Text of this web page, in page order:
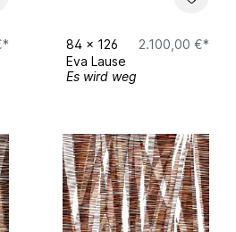
Ausstellung Feb. 2025- Vol.
2025
84 x 126
2.100,00 €*
Eva Lause
Es wird weg